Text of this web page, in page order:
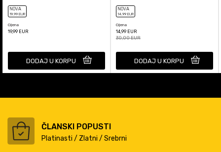
NOVA
19,99 EUR
Cijena
19,99 EUR
DODAJ U KORPU
NOVA
14,99 EUR
Cijena
14,99 EUR
30,00EUR
DODAJ U KORPU
ČLANSKI POPUSTI
Platinasti / Zlatni / Srebrni